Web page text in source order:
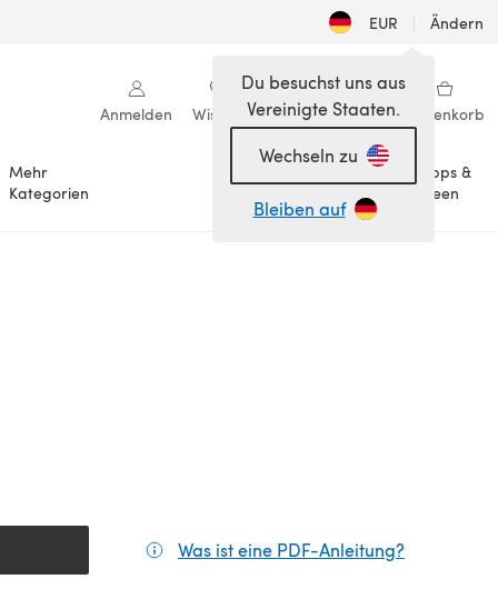
EUR | Ändern
Anmelden Wishlist Meine Bibliothek Warenkorb
Mehr
Kategorien
Anlässe
Tipps &
Ideen
Du besuchst uns aus
Vereinigte Staaten.
Wechseln zu
Bleiben auf
Was ist eine PDF-Anleitung?